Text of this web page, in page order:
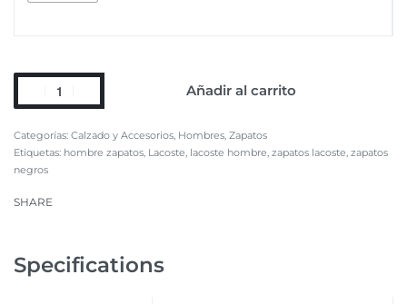
Añadir al carrito
Categorías: Calzado y Accesorios, Hombres, Zapatos
Etiquetas: hombre zapatos, Lacoste, lacoste hombre, zapatos lacoste, zapatos
negros
SHARE
Specifications